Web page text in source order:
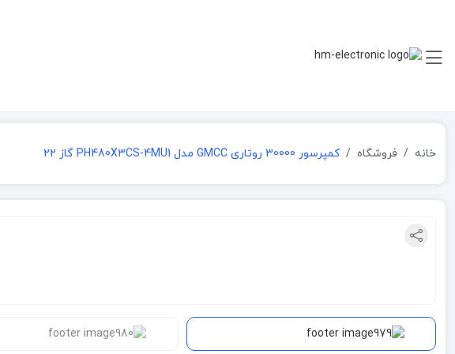
خانه فروشگاه کمپرسور 30000 روتاری GMCC مدل PH480X3CS-4MU1 گاز 22